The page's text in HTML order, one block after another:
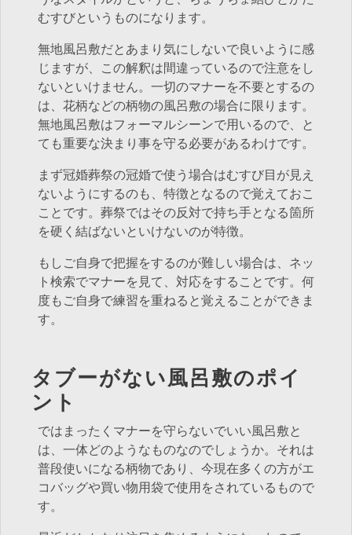
むすびというものになります。
無地風呂敷だとあまり気にしないで良いように感
じますが、この解釈は間違っているので注意をし
ないといけません。一切のマナーを不要とするの
は、花柄などの柄物の風呂敷の場合に限ります。
無地風呂敷はフォーマルシーンで用いるので、と
ても重要な決まり事を守る必要があるわけです。
まず冠婚葬祭の冠婚で使う場合はむすび目が見え
ないようにするのも、特徴となるので覚えておこ
ことです。葬祭ではその反対で持ち手となる箇所
を硬く結ばないといけないのが特徴。
もしご自身で把握をするのが難しい場合は、ネッ
ト検索でマナーを見て、対応をすることです。何
度もご自身で練習を重ねると覚えることができま
す。
タブーがない風呂敷のポイ
ント
ではまったくマナーを守らないでいい風呂敷と
は、一体どのようなものなのでしょうか。それは
普段使いになる柄物であり、今現在多くの方がエ
コバッグや買い物用袋で使用をされているもので
す。